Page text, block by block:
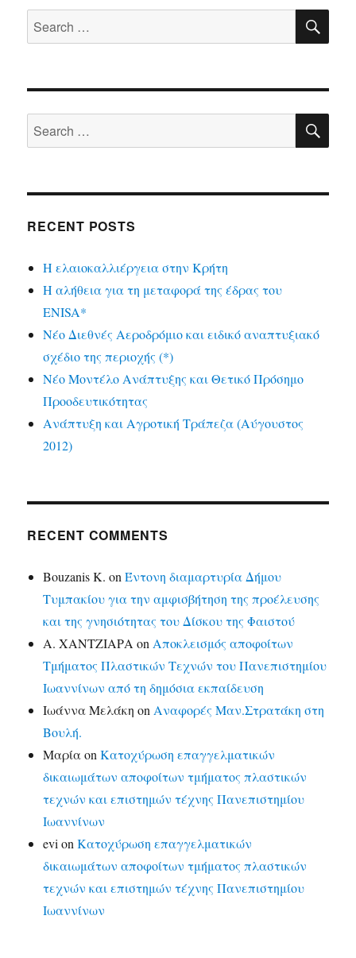
Search
for:
Search
for:
RECENT POSTS
Η ελαιοκαλλιέργεια στην Κρήτη
Η αλήθεια για τη μεταφορά της έδρας του
ENISA*
Νέο Διεθνές Αεροδρόμιο και ειδικό αναπτυξιακό
σχέδιο της περιοχής (*)
Νέο Μοντέλο Ανάπτυξης και Θετικό Πρόσημο
Προοδευτικότητας
Ανάπτυξη και Αγροτική Τράπεζα (Αύγουστος
2012)
RECENT COMMENTS
Bouzanis K. onΈντονη διαμαρτυρία Δήμου
Τυμπακίου για την αμφισβήτηση της προέλευσης
και της γνησιότητας του Δίσκου της Φαιστού
Α. ΧΑΝΤΖΙΑΡΑ on Αποκλεισμός αποφοίτων
Τμήματος Πλαστικών Τεχνών του Πανεπιστημίου
Ιωαννίνων από τη δημόσια εκπαίδευση
Ιωάννα Μελάκη on Αναφορές Μαν.Στρατάκη στη
Βουλή.
ΜαρίαonΚατοχύρωση επαγγελματικών
δικαιωμάτων αποφοίτων τμήματος πλαστικών
τεχνών και επιστημών τέχνης Πανεπιστημίου
Ιωαννίνων
evi onΚατοχύρωση επαγγελματικών
δικαιωμάτων αποφοίτων τμήματος πλαστικών
τεχνών και επιστημών τέχνης Πανεπιστημίου
Ιωαννίνων